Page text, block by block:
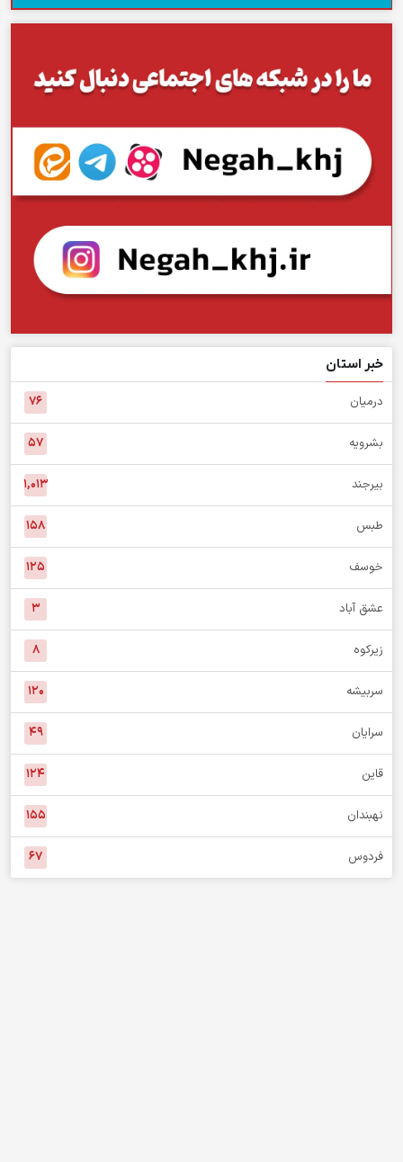
خبر استان
درمیان ۷۶
بشرویه ۵۷
بیرجند ۱,۰۱۳
طبس ۱۵۸
خوسف ۱۲۵
عشق آباد ۳
زیرکوه ۸
سربیشه ۱۲۰
سرایان ۴۹
قاین ۱۲۴
نهبندان ۱۵۵
فردوس ۶۷